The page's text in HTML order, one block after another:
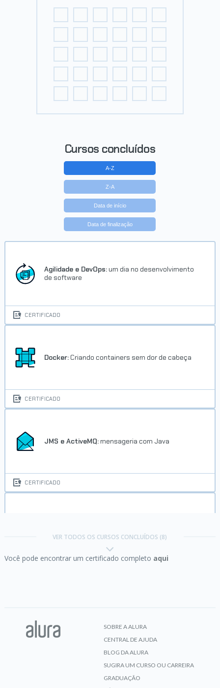
Cursos concluídos
A-Z
Z-A
Data de início
Data de finalização
Agilidade e DevOps: um dia no desenvolvimento
de software
CERTIFICADO
Docker: Criando containers sem dor de cabeça
CERTIFICADO
JMS e ActiveMQ: mensageria com Java
CERTIFICADO
VER TODOS OS CURSOS CONCLUÍDOS (8)
Você pode encontrar um certificado completo aqui
SOBRE A ALURA
CENTRAL DE AJUDA
BLOG DA ALURA
SUGIRA UM CURSO OU CARREIRA
GRADUAÇÃO